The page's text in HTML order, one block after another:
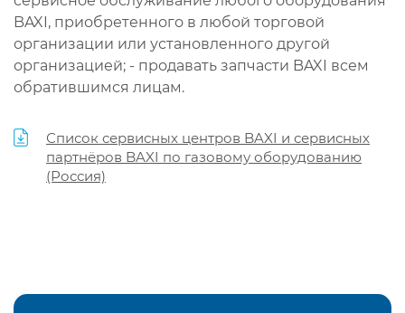
BAXI, приобретенного в любой торговой
организации или установленного другой
организацией; - продавать запчасти BAXI всем
обратившимся лицам.
Список сервисных центров BAXI и сервисных
партнёров BAXI по газовому оборудованию
(Россия)